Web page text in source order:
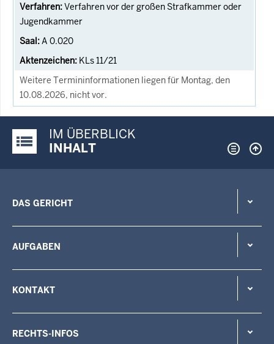
Verfahren vor der großen Strafkammer oder
Jugendkammer
A 0.020
KLs 11/21
Weitere Termininformationen liegen für Montag, den
10.08.2026, nicht vor.
Justiz-Portal im Überblick:
IM ÜBERBLICK
INHALT
DAS GERICHT
AUFGABEN
KONTAKT
RECHTS-INFOS